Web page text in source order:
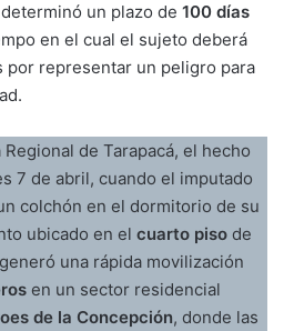
un plazo de 100 días
en el cual el sujeto deberá
por representar un peligro para
de Tarapacá, el hecho
7 de abril, cuando el imputado
colchón en el dormitorio de su
ubicado en el cuarto piso de
una rápida movilización
en un sector residencial
de la Concepción, donde las